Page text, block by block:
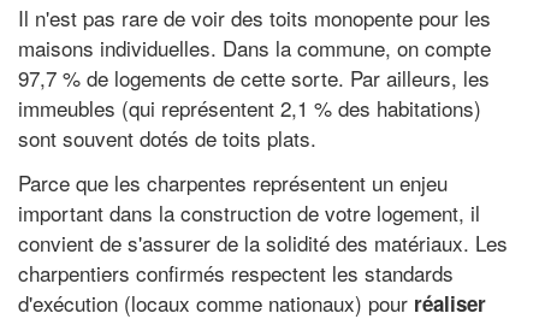
Il n'est pas rare de voir des toits monopente pour les
maisons individuelles. Dans la commune, on compte
97,7 % de logements de cette sorte. Par ailleurs, les
immeubles (qui représentent 2,1 % des habitations)
sont souvent dotés de toits plats.
Parce que les charpentes représentent un enjeu
important dans la construction de votre logement, il
convient de s'assurer de la solidité des matériaux. Les
charpentiers confirmés respectent les standards
d'exécution (locaux comme nationaux) pour réaliser